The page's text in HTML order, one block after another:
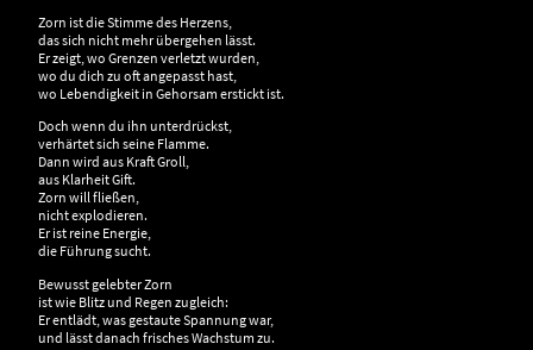
Zorn ist die Stimme des Herzens,
das sich nicht mehr übergehen lässt.
Er zeigt, wo Grenzen verletzt wurden,
wo du dich zu oft angepasst hast,
wo Lebendigkeit in Gehorsam erstickt ist.
Doch wenn du ihn unterdrückst,
verhärtet sich seine Flamme.
Dann wird aus Kraft Groll,
aus Klarheit Gift.
Zorn will fließen,
nicht explodieren.
Er ist reine Energie,
die Führung sucht.
Bewusst gelebter Zorn
ist wie Blitz und Regen zugleich:
Er entlädt, was gestaute Spannung war,
und lässt danach frisches Wachstum zu.